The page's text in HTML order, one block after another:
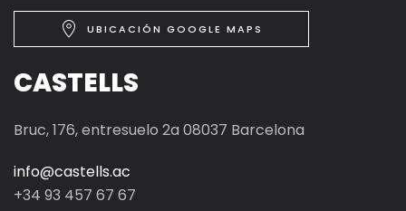
UBICACIÓN GOOGLE MAPS
CASTELLS
Bruc, 176, entresuelo 2a 08037 Barcelona
info@castells.ac
+34 93 457 67 67